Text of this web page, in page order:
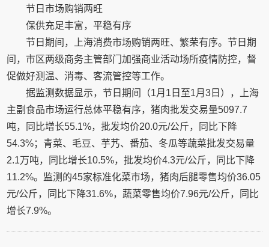
节日市场购销两旺
保供充足丰富，平稳有序
节日期间，上海消费市场购销两旺、繁荣有序。节日期
间，市区两级商务主管部门加强商业活动场所疫情防控，督
促做好测温、消毒、客流管控等工作。
据监测数据显示，节日期间（1月1日至1月3日），上海
主副食品市场运行总体平稳有序，猪肉批发交易量5097.7
吨，同比增长55.1%，批发均价20.0元/公斤，同比下降
54.3%；青菜、毛豆、芋艿、番茄、冬瓜等蔬菜批发交易量
2.1万吨，同比增长10.5%，批发均价4.3元/公斤，同比下降
11.2%。监测的45家标准化菜市场，猪肉后腿零售均价36.05
元/公斤，同比下降31.6%，蔬菜零售均价7.96元/公斤，同比
增长7.9%。